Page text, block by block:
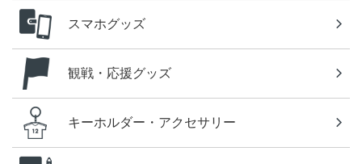
スマホグッズ
観戦・応援グッズ
キーホルダー・アクセサリー